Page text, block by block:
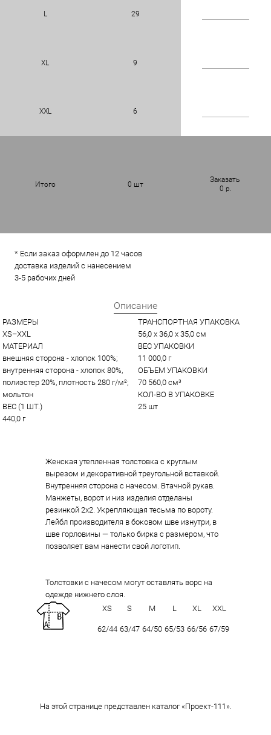
L 29
XL 9
XXL 6
Итого 0 шт
Заказать
0 р.
* Если заказ оформлен до 12 часов
доставка изделий с нанесением
3-5 рабочих дней
Описание
РАЗМЕРЫ
ХS–ХXL
МАТЕРИАЛ
внешняя сторона - хлопок 100%;
внутренняя сторона - хлопок 80%,
полиэстер 20%, плотность 280 г/м²;
мольтон
ВЕС (1 ШТ.)
440,0 г
ТРАНСПОРТНАЯ УПАКОВКА
56,0 x 36,0 x 35,0 см
ВЕС УПАКОВКИ
11 000,0 г
ОБЪЕМ УПАКОВКИ
70 560,0 см³
КОЛ-ВО В УПАКОВКЕ
25 шт
Женская утепленная толстовка с круглым
вырезом и декоративной треугольной вставкой.
Внутренняя сторона с начесом. Втачной рукав.
Манжеты, ворот и низ изделия отделаны
резинкой 2х2. Укрепляющая тесьма по вороту.
Лейбл производителя в боковом шве изнутри, в
шве горловины — только бирка с размером, что
позволяет вам нанести свой логотип.
Толстовки с начесом могут оставлять ворс на
одежде нижнего слоя.
XS
S M L XL XXL
62/44 63/47 64/50 65/53 66/56 67/59
На этой странице представлен каталог «Проект-111».